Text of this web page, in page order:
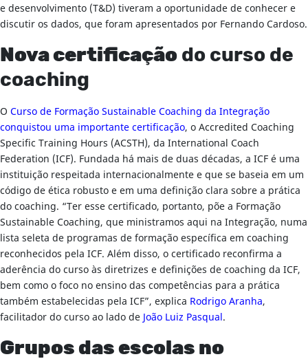
e desenvolvimento (T&D) tiveram a oportunidade de conhecer e
discutir os dados, que foram apresentados por Fernando Cardoso.
Nova certificação do curso de
coaching
O Curso de Formação Sustainable Coaching da Integração
conquistou uma importante certificação, o Accredited Coaching
Specific Training Hours (ACSTH), da International Coach
Federation (ICF). Fundada há mais de duas décadas, a ICF é uma
instituição respeitada internacionalmente e que se baseia em um
código de ética robusto e em uma definição clara sobre a prática
do coaching. “Ter esse certificado, portanto, põe a Formação
Sustainable Coaching, que ministramos aqui na Integração, numa
lista seleta de programas de formação específica em coaching
reconhecidos pela ICF. Além disso, o certificado reconfirma a
aderência do curso às diretrizes e definições de coaching da ICF,
bem como o foco no ensino das competências para a prática
também estabelecidas pela ICF”, explica Rodrigo Aranha,
facilitador do curso ao lado de João Luiz Pasqual.
Grupos das escolas no